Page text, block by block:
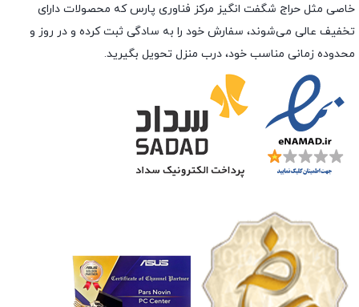
خاصی مثل حراج شگفت انگیز مرکز فناوری پارس که محصولات دارای
تخفیف عالی می‌شوند، سفارش خود را به سادگی ثبت کرده و در روز و
محدوده زمانی مناسب خود، درب منزل تحویل بگیرید.